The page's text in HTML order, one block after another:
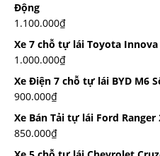
Động
1.100.000₫
Xe 7 chỗ tự lái Toyota
1.000.000₫
Xe Điện 7 chỗ tự lái BYD M6
900.000₫
Xe Bán Tải tự lái Ford Ranger
850.000₫